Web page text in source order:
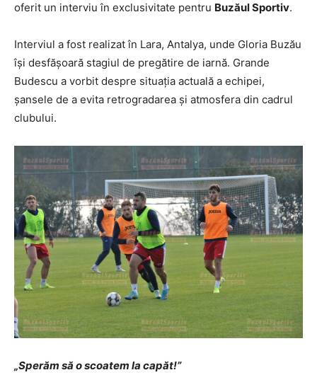
oferit un interviu în exclusivitate pentru Buzăul Sportiv.
Interviul a fost realizat în Lara, Antalya, unde Gloria Buzău
își desfășoară stagiul de pregătire de iarnă. Grande
Budescu a vorbit despre situația actuală a echipei,
șansele de a evita retrogradarea și atmosfera din cadrul
clubului.
„Sperăm să o scoatem la capăt!”